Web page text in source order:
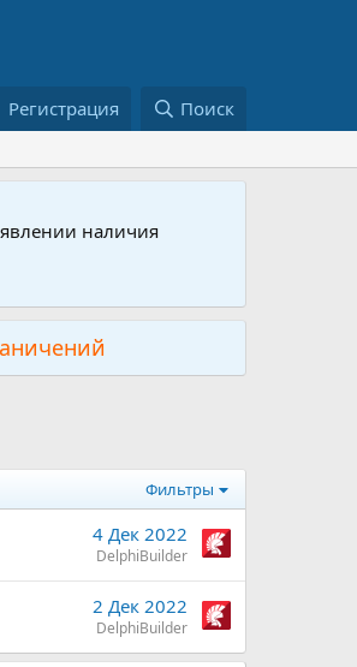
Регистрация Поиск
наличия
Фильтры
4 Дек 2022
DelphiBuilder
2 Дек 2022
DelphiBuilder